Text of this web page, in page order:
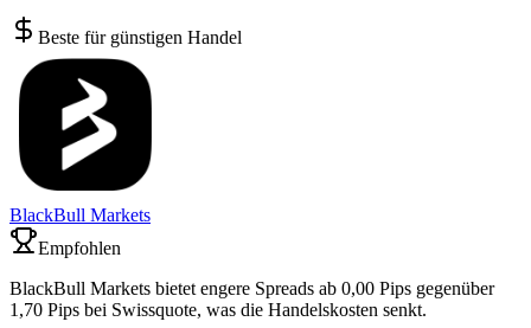
Beste für günstigen Handel
BlackBull Markets
Empfohlen
BlackBull Markets bietet engere Spreads ab 0,00 Pips gegenüber
1,70 Pips bei Swissquote, was die Handelskosten senkt.